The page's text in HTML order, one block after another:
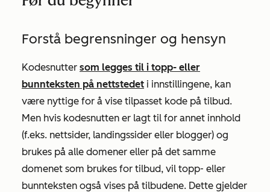
Forstå begrensninger og hensyn
Kodesnutter som legges til i topp- eller
bunnteksten på nettstedet i innstillingene, kan
være nyttige for å vise tilpasset kode på tilbud.
Men hvis kodesnutten er lagt til for annet innhold
(f.eks. nettsider, landingssider eller blogger) og
brukes på alle domener eller på det samme
domenet som brukes for tilbud, vil topp- eller
bunnteksten også vises på tilbudene. Dette gjelder